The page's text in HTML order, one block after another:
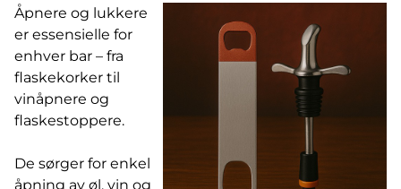
Åpnere og lukkere
er essensielle for
enhver bar – fra
flaskekorker til
vinåpnere og
flaskestoppere.
De sørger for enkel
åpning av øl, vin og